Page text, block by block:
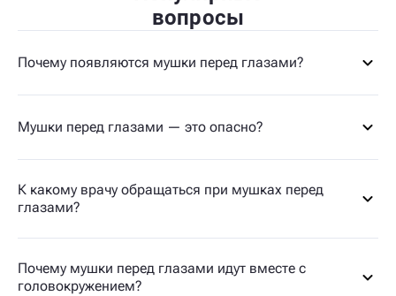
вопросы
Почему появляются мушки перед глазами?
Мушки перед глазами — это опасно?
К какому врачу обращаться при мушках перед
глазами?
Почему мушки перед глазами идут вместе с
головокружением?